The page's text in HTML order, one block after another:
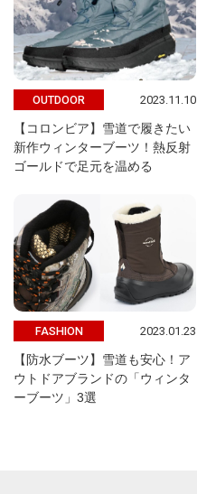
OUTDOOR 2023.11.10
【コロンビア】雪道で履きたい
新作ウィンターブーツ！熱反射
ゴールドで足元を温める
FASHION 2023.01.23
【防水ブーツ】雪道も安心！ア
ウトドアブランドの「ウィンタ
ーブーツ」3選